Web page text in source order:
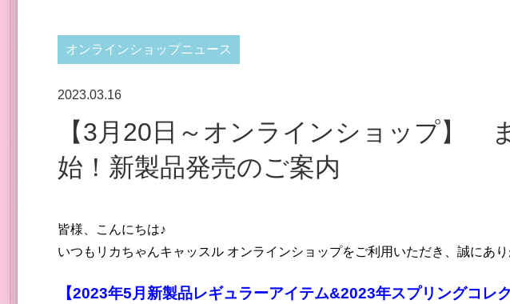
オンラインショップニュース
2023.03.16
【3月20日～オンラインショップ】 まもなく販売開
始！新製品発売のご案内
皆様、こんにちは♪
いつもリカちゃんキャッスル オンラインショップをご利用いただき、誠にあり
【2023年5月新製品レギュラーアイテム&2023年スプリングコレ